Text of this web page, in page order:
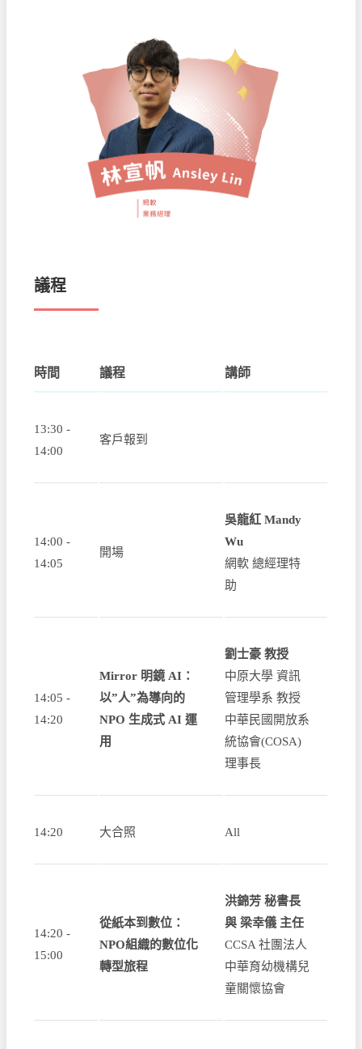
議程
時間 議程 講師
13:30 -
14:00
客戶報到
14:00 -
14:05
開場
吳龍紅 Mandy
Wu
網軟 總經理特
助
14:05 -
14:20
Mirror 明鏡 AI：
以”人”為導向的
NPO 生成式 AI 運
用
劉士豪 教授
中原大學 資訊
管理學系 教授
中華民國開放系
統協會(COSA)
理事長
14:20 大合照 All
14:20 -
15:00
從紙本到數位：
NPO組織的數位化
轉型旅程
洪錦芳 秘書長
與 梁幸儀 主任
CCSA 社團法人
中華育幼機構兒
童關懷協會